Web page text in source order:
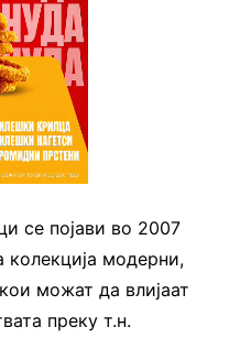
се појави во 2007
модерни,
можат да влијаат
преку т.н.